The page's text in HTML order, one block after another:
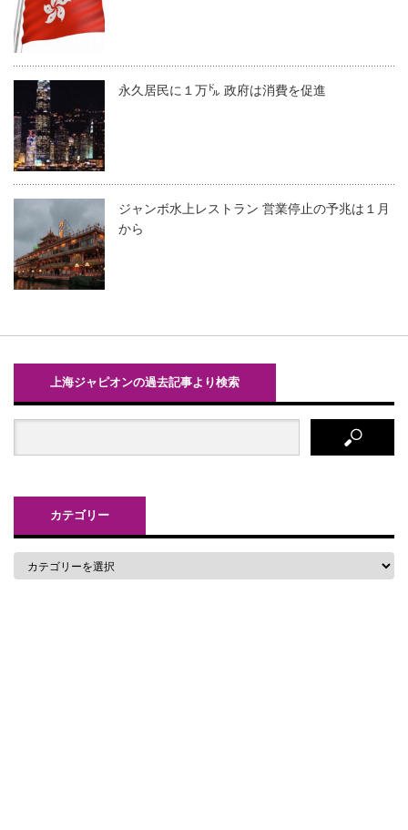
永久居民に１万㌦ 政府は消費を促進
ジャンボ水上レストラン 営業停止の予兆は１月
から
上海ジャピオンの過去記事より検索
カテゴリー